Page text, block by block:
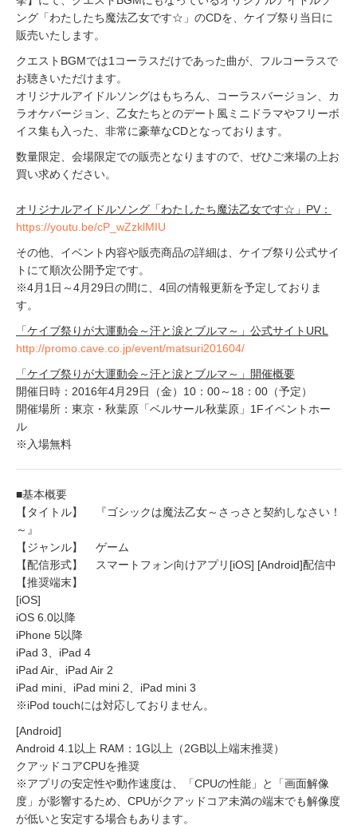
ング「わたしたち魔法乙女です☆」のCDを、ケイブ祭り当日に
販売いたします。
クエストBGMでは1コーラスだけであった曲が、フルコーラスで
お聴きいただけます。
オリジナルアイドルソングはもちろん、コーラスバージョン、カ
ラオケバージョン、乙女たちとのデート風ミニドラマやフリーボ
イス集も入った、非常に豪華なCDとなっております。
数量限定、会場限定での販売となりますので、ぜひご来場の上お
買い求めください。
オリジナルアイドルソング「わたしたち魔法乙女です☆」PV：
https://youtu.be/cP_wZzklMIU
その他、イベント内容や販売商品の詳細は、ケイブ祭り公式サイ
トにて順次公開予定です。
※4月1日～4月29日の間に、4回の情報更新を予定しておりま
す。
「ケイブ祭りが大運動会～汗と涙とブルマ～」公式サイトURL
http://promo.cave.co.jp/event/matsuri201604/
「ケイブ祭りが大運動会～汗と涙とブルマ～」開催概要
開催日時：2016年4月29日（金）10：00～18：00（予定）
開催場所：東京・秋葉原「ベルサール秋葉原」1Fイベントホー
ル
※入場無料
■基本概要
【タイトル】 『ゴシックは魔法乙女～さっさと契約しなさい！
～』
【ジャンル】 ゲーム
【配信形式】 スマートフォン向けアプリ[iOS] [Android]配信中
【推奨端末】
[iOS]
iOS 6.0以降
iPhone 5以降
iPad 3、iPad 4
iPad Air、iPad Air 2
iPad mini、iPad mini 2、iPad mini 3
※iPod touchには対応しておりません。
[Android]
Android 4.1以上 RAM：1G以上（2GB以上端末推奨）
クアッドコアCPUを推奨
※アプリの安定性や動作速度は、「CPUの性能」と「画面解像
度」が影響するため、CPUがクアッドコア未満の端末でも解像度
が低いと安定する場合もあります。